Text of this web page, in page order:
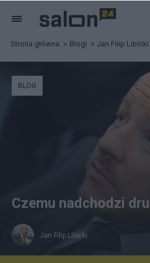
Strona główna Blogi Jan Filip Libicki
BLOG
Czemu nadchodzi
Jan Filip Libicki